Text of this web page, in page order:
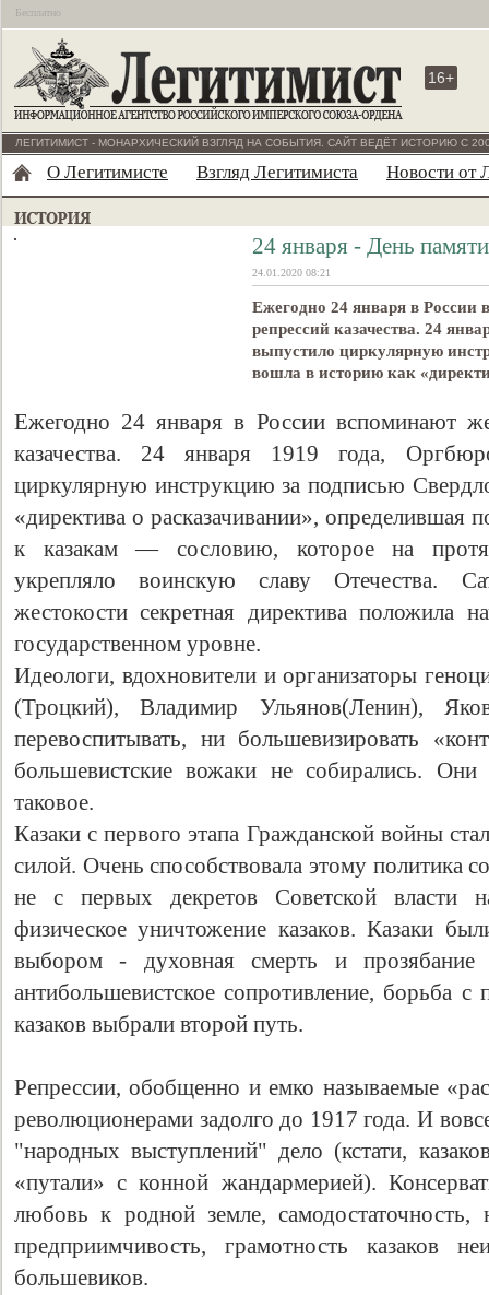
Бесплатно
16+
ЛЕГИТИМИСТ - МОНАРХИЧЕСКИЙ ВЗГЛЯД НА СОБЫТИЯ. САЙТ ВЕДЁТ ИСТОРИЮ С
О Легитимисте Взгляд Легитимиста Новости от
24 января - День
24.01.2020 08:21
Ежегодно 24 января в России
репрессий казачества. 24
выпустило циркулярную
вошла в историю как
Ежегодно 24 января в России вспоминают
казачества. 24 января 1919 года,
циркулярную инструкцию за подписью
«директива о расказачивании», определившая
к казакам — сословию, которое на
укрепляло воинскую славу Отечества.
жестокости секретная директива положила
государственном уровне.
Идеологи, вдохновители и организаторы
(Троцкий), Владимир Ульянов(Ленин),
перевоспитывать, ни большевизировать
большевистские вожаки не собирались.
таковое.
Казаки с первого этапа Гражданской войны
силой. Очень способствовала этому политика
не с первых декретов Советской власти
физическое уничтожение казаков. Казаки
выбором - духовная смерть и
антибольшевистское сопротивление, борьба
казаков выбрали второй путь.
Репрессии, обобщенно и емко называемые
революционерами задолго до 1917 года. И
"народных выступлений" дело (кстати,
«путали» с конной жандармерией).
любовь к родной земле, самодостаточность,
предприимчивость, грамотность казаков
большевиков.
Свидетельство